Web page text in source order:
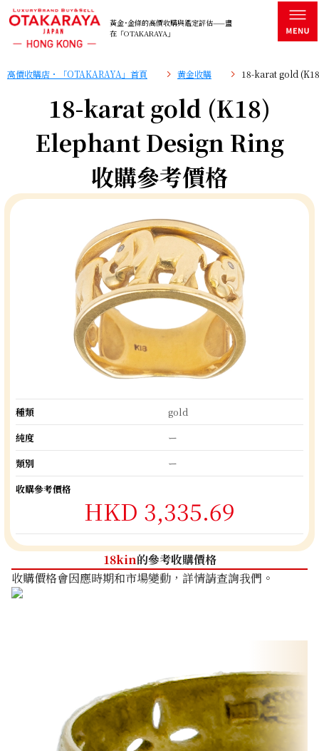
黃金･金條的高價收購與鑑定評估——盡
在「OTAKARAYA」
高價收購店・「OTAKARAYA」首頁 黄金收購 18-karat gold
18-karat gold (K18)
Elephant Design Ring
收購參考價格
種類
gold
純度
ー
類別
ー
收購參考價格
HKD 3,335.69
18kin的參考收購價格
收購價格會因應時期和市場變動，詳情請查詢我們。